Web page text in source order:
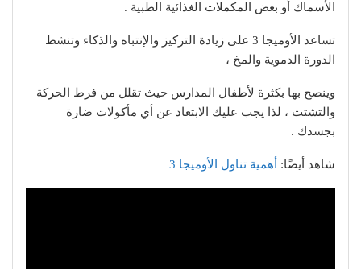
الأسماك أو بعض المكملات الغذائية الطبية .
تساعد الأوميجا 3 على زيادة التركيز والإنتباه والذكاء وتنشط
الدورة الدموية والمخ ،
وينصح بها بكثرة لأطفال المدارس حيث تقلل من فرط الحركة
والتشتت ، لذا يجب عليك الابتعاد عن أي مأكولات ضارة
بجسدك .
شاهد أيضًا: أهمية تناول الأوميجا 3